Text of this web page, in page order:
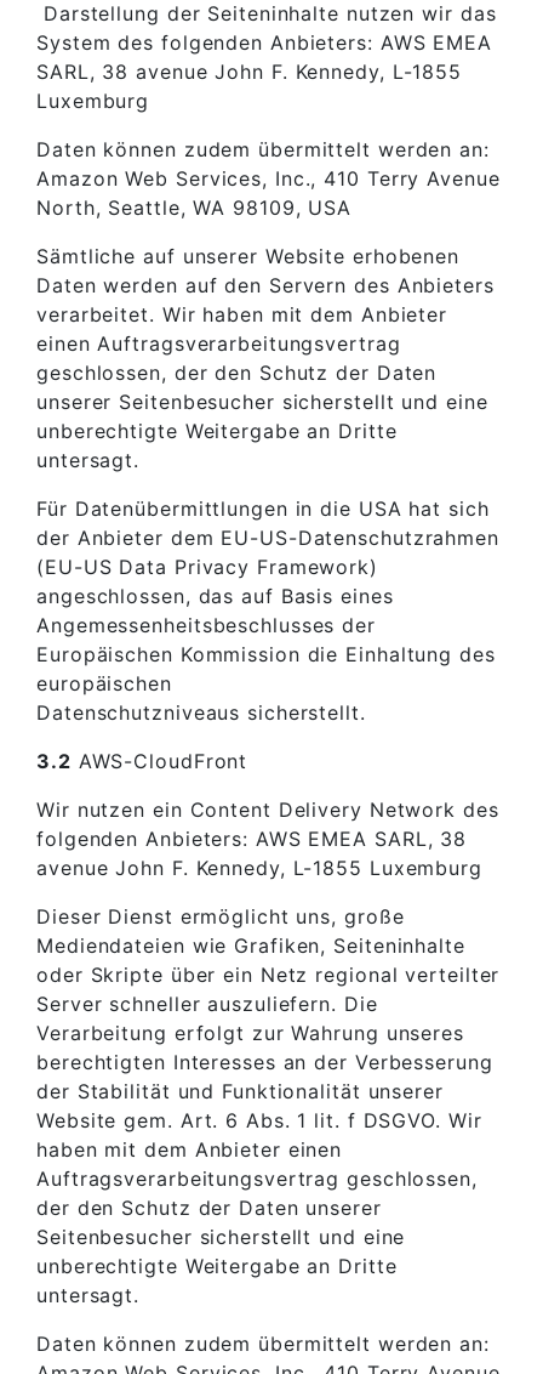
Darstellung der Seiteninhalte nutzen wir das
System des folgenden Anbieters: AWS EMEA
SARL, 38 avenue John F. Kennedy, L-1855
Luxemburg
Daten können zudem übermittelt werden an:
Amazon Web Services, Inc., 410 Terry Avenue
North, Seattle, WA 98109, USA
Sämtliche auf unserer Website erhobenen
Daten werden auf den Servern des Anbieters
verarbeitet. Wir haben mit dem Anbieter
einen Auftragsverarbeitungsvertrag
geschlossen, der den Schutz der Daten
unserer Seitenbesucher sicherstellt und eine
unberechtigte Weitergabe an Dritte
untersagt.
Für Datenübermittlungen in die USA hat sich
der Anbieter dem EU-US-Datenschutzrahmen
(EU-US Data Privacy Framework)
angeschlossen, das auf Basis eines
Angemessenheitsbeschlusses der
Europäischen Kommission die Einhaltung des
europäischen
Datenschutzniveaus sicherstellt.
3.2 AWS-CloudFront
Wir nutzen ein Content Delivery Network des
folgenden Anbieters: AWS EMEA SARL, 38
avenue John F. Kennedy, L-1855 Luxemburg
Dieser Dienst ermöglicht uns, große
Mediendateien wie Grafiken, Seiteninhalte
oder Skripte über ein Netz regional verteilter
Server schneller auszuliefern. Die
Verarbeitung erfolgt zur Wahrung unseres
berechtigten Interesses an der Verbesserung
der Stabilität und Funktionalität unserer
Website gem. Art. 6 Abs. 1 lit. f DSGVO. Wir
haben mit dem Anbieter einen
Auftragsverarbeitungsvertrag geschlossen,
der den Schutz der Daten unserer
Seitenbesucher sicherstellt und eine
unberechtigte Weitergabe an Dritte
untersagt.
Daten können zudem übermittelt werden an: